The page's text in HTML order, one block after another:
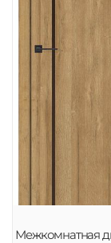
Межкомнатная